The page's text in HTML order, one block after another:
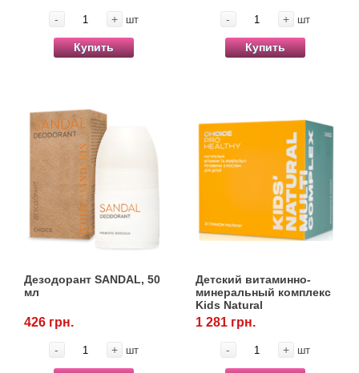
- + шт
Купить
- + шт
Купить
Дезодорант SANDAL, 50
мл
426 грн.
- + шт
Детский витаминно-
минеральный комплекс
Kids Natural
Multicomplex, 30 саше
по 2 г, Choice
1 281 грн.
- + шт